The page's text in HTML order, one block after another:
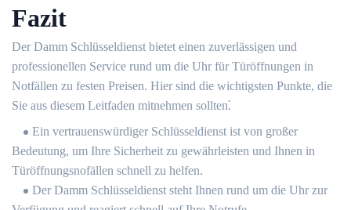
Fazit
Der Damm Schlüsseldienst bietet einen zuverlässigen und
professionellen Service rund um die Uhr für Türöffnungen in
Notfällen zu festen Preisen.​ Hier sind die wichtigsten Punkte, die
Sie aus diesem Leitfaden mitnehmen sollten⁚
Ein vertrauenswürdiger Schlüsseldienst ist von großer
Bedeutung, um Ihre Sicherheit zu gewährleisten und Ihnen in
Türöffnungsnofällen schnell zu helfen.​
Der Damm Schlüsseldienst steht Ihnen rund um die Uhr zur